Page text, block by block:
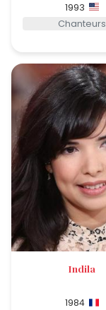
1993
Chanteurs
Indila
1984